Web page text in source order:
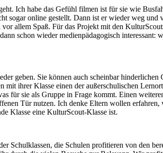
Ich habe das Gefühl filmen ist für sie wie
sogar online gestellt. Dann ist er wieder weg und
allem Spaß. Für das Projekt mit den
schon wieder medienpädagogisch interessant:
geben. Sie können auch scheinbar hinderlichen
ihrer Klasse einen der außerschulischen
für sie als Gruppe in Frage kommt. Einen
Tür nutzen. Ich denke Eltern wollen erfahren,
Klasse eine KulturScout-Klasse ist.
Schulklassen, die Schulen profitieren von den